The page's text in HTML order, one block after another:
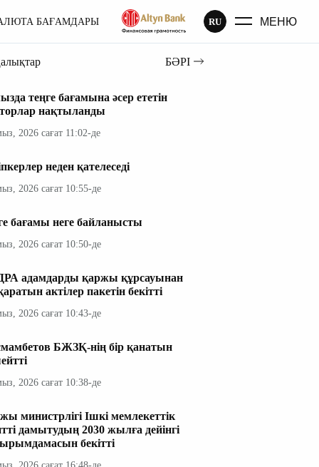
БАҒАМДАРЫ RU МЕНЮ
БӘРІ
теңге бағамына әсер ететін
нақтыланды
2026 сағат 11:02-де
неден қателеседі
2026 сағат 10:55-де
бағамы неге байланысты
2026 сағат 10:50-де
адамдарды қаржы құрсауынан
актілер пакетін бекітті
2026 сағат 10:43-де
БЖЗҚ-нің бір қанатын
2026 сағат 10:38-де
министрлігі Ішкі мемлекеттік
дамытудың 2030 жылға дейінгі
бекітті